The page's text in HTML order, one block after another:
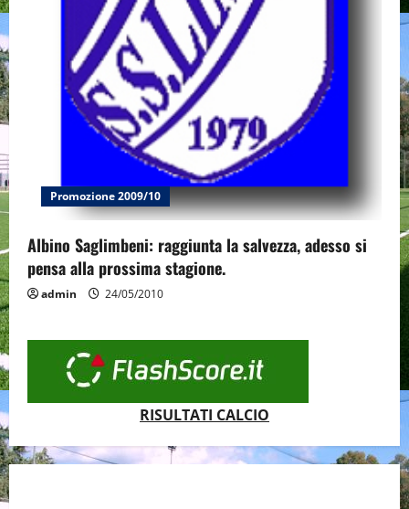
Promozione 2009/10
Albino Saglimbeni: raggiunta la salvezza, adesso si
pensa alla prossima stagione.
admin 24/05/2010
RISULTATI CALCIO